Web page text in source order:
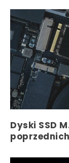
Dyski SSD